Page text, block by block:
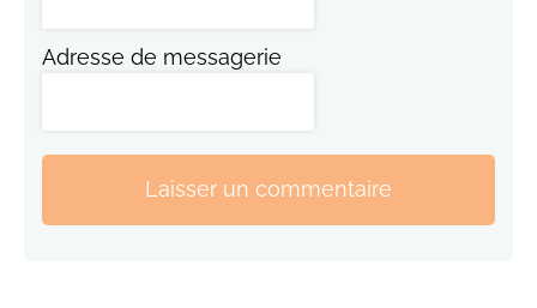
Adresse de messagerie
Laisser un commentaire